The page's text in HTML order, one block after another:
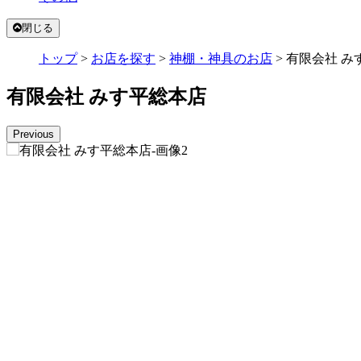
閉じる
トップ> お店を探す > 神棚・神具のお店 > 有限会社 み
有限会社 みす平総本店
Previous